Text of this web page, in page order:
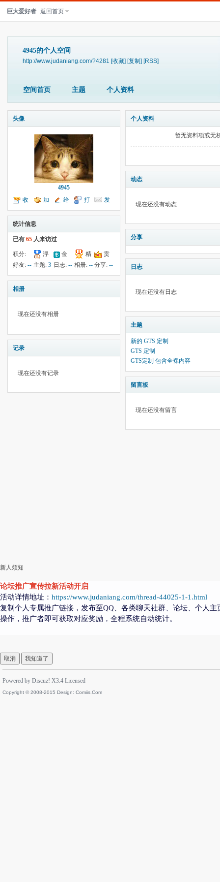
巨大爱好者 返回首页
4945的个人空间
http://www.judaniang.com/?4281 [收藏] [复制] [RSS]
空间首页 主题 个人资料
头像
4945
收
听TA
加
为好友
给
我留言
打
个招呼
发
送消息
统计信息
已有 65 人来访过
积分:
-13
浮
云:182
金
钱:-3
精
华:--
贡
献:--
好友: -- 主题: 3 日志:-- 相册: -- 分享:--
相册
现在还没有相册
记录
现在还没有记录
个人资料
暂无资料项或无
动态
现在还没有动态
分享
日志
现在还没有日志
主题
新的 GTS 定制
GTS 定制
GTS定制 包含全裸内容
留言板
现在还没有留言
新人须知
论坛推广宣传拉新活动开启
活动详情地址： https://www.judaniang.com/thread-44025-1-1.html
复制个人专属推广链接，发布至QQ、各类聊天社群、论坛、个人
操作，推广者即可获取对应奖励，全程系统自动统计。
取消 我知道了
Powered by Discuz! X3.4 Licensed
Copyright © 2008-2015 Design: Comiis.Com